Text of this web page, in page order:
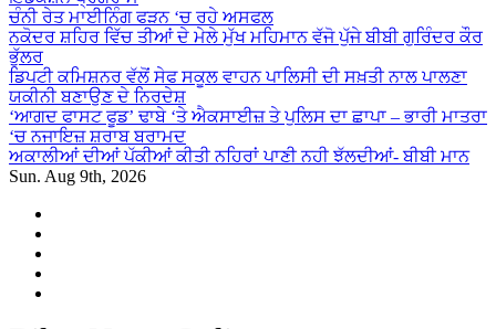
ਚੰਨੀ ਰੇਤ ਮਾਈਨਿੰਗ ਫੜਨ ‘ਚ ਰਹੇ ਅਸਫਲ
ਨਕੋਦਰ ਸ਼ਹਿਰ ਵਿੱਚ ਤੀਆਂ ਦੇ ਮੇਲੇ ਮੁੱਖ ਮਹਿਮਾਨ ਵੱਜੋ ਪੁੱਜੇ ਬੀਬੀ ਗੁਰਿੰਦਰ ਕੌਰ
ਭੁੱਲਰ
ਡਿਪਟੀ ਕਮਿਸ਼ਨਰ ਵੱਲੋਂ ਸੇਫ ਸਕੂਲ ਵਾਹਨ ਪਾਲਿਸੀ ਦੀ ਸਖ਼ਤੀ ਨਾਲ ਪਾਲਣਾ
ਯਕੀਨੀ ਬਣਾਉਣ ਦੇ ਨਿਰਦੇਸ਼
‘ਆਗਦ ਫਾਸਟ ਫੂਡ’ ਢਾਬੇ ‘ਤੇ ਐਕਸਾਈਜ਼ ਤੇ ਪੁਲਿਸ ਦਾ ਛਾਪਾ – ਭਾਰੀ ਮਾਤਰਾ
‘ਚ ਨਜਾਇਜ਼ ਸ਼ਰਾਬ ਬਰਾਮਦ
ਅਕਾਲੀਆਂ ਦੀਆਂ ਪੱਕੀਆਂ ਕੀਤੀ ਨਹਿਰਾਂ ਪਾਣੀ ਨਹੀ ਝੱਲਦੀਆਂ- ਬੀਬੀ ਮਾਨ
Sun. Aug 9th, 2026